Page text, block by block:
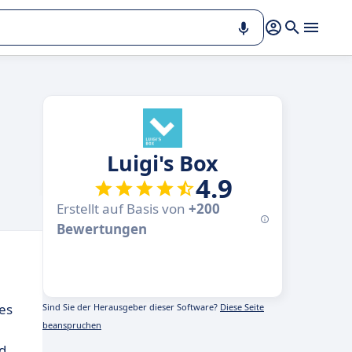
Luigi's Box
4.9
Erstellt auf Basis von +200
Bewertungen
Sind Sie der Herausgeber dieser Software? Diese Seite
beanspruchen